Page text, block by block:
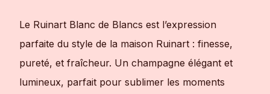
Le Ruinart Blanc de Blancs est l’expression
parfaite du style de la maison Ruinart : finesse,
pureté, et fraîcheur. Un champagne élégant et
lumineux, parfait pour sublimer les moments